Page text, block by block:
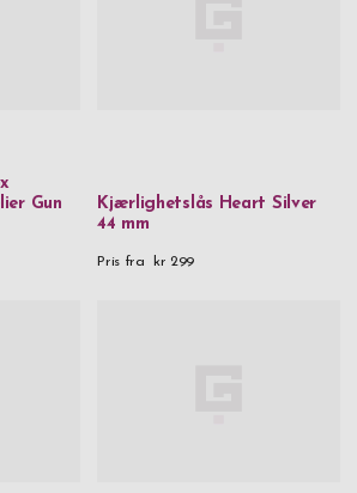
Gun
Kjærlighetslås Heart Silver
44 mm
Pris fra kr 299